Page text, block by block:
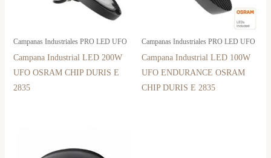
Campanas Industriales PRO LED UFO
Campana Industrial LED 200W
UFO OSRAM CHIP DURIS E
2835
Campanas Industriales PRO LED UFO
Campana Industrial LED 100W
UFO ENDURANCE OSRAM
CHIP DURIS E 2835